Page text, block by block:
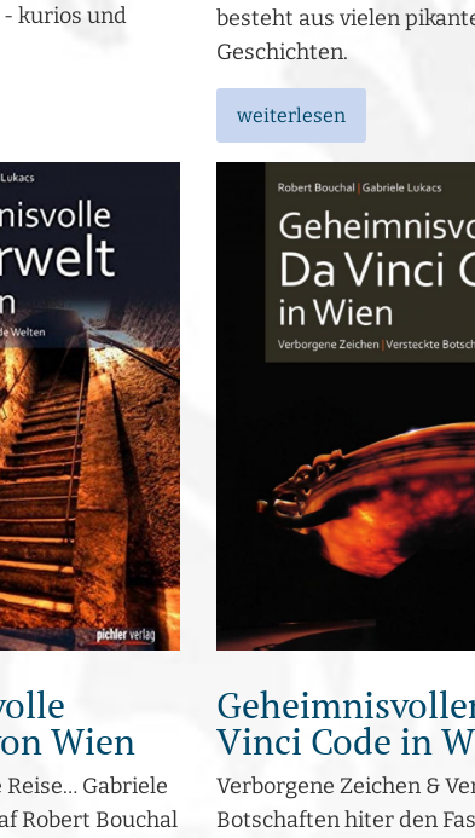
kurios und
besteht aus vielen
Geschichten.
weiterlesen
Wien
Gabriele
Robert Bouchal
Vinci Code in
Verborgene Zeichen &
Botschaften hiter den